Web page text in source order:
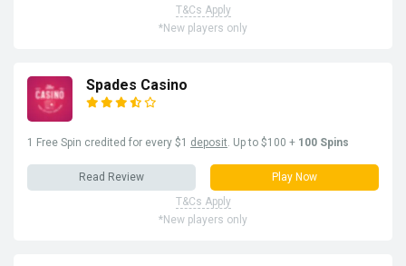
T&Cs Apply
*New players only
Spades Casino
1 Free Spin credited for every $1 deposit. Up to $100 + 100 Spins
Read Review
Play Now
T&Cs Apply
*New players only